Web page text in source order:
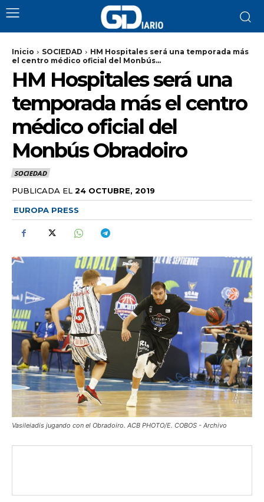
Inicio SOCIEDAD
HM Hospitales será una temporada más
el centro médico oficial del Monbús...
HM Hospitales será una
temporada más el centro
médico oficial del
Monbús Obradoiro
SOCIEDAD
PUBLICADA EL 24 OCTUBRE, 2019
EUROPA PRESS
Vasileiadis jugando con el Obradoiro. ACB PHOTO/E. COBOS - Archivo